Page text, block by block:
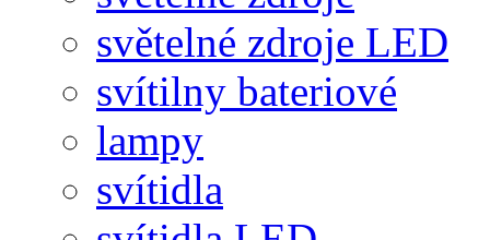
světelné zdroje LED
svítilny bateriové
lampy
svítidla